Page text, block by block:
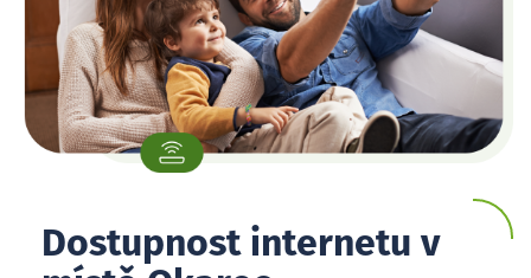
Dostupnost internetu v